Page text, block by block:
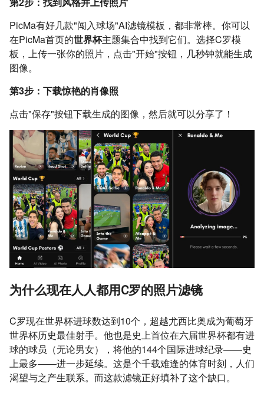
PicMa有好几款"闯入球场"AI滤镜模板，都非常棒。你可以
在PicMa首页的世界杯主题集合中找到它们。选择C罗模
板，上传一张你的照片，点击"开始"按钮，几秒钟就能生成
图像。
第3步：下载惊艳的肖像照
点击"保存"按钮下载生成的图像，然后就可以分享了！
为什么现在人人都用C罗的照片滤镜
C罗现在世界杯进球数达到10个，超越尤西比奥成为葡萄牙
世界杯历史最佳射手。他也是史上首位在六届世界杯都有进
球的球员（无论男女），将他的144个国际进球纪录——史
上最多——进一步延续。这是个千载难逢的体育时刻，人们
渴望与之产生联系。而这款滤镜正好填补了这个缺口。